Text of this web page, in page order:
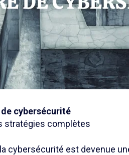
cybersécurité
stratégies complètes
cybersécurité est devenue